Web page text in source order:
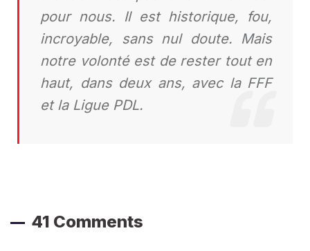
pour nous. Il est historique, fou,
incroyable, sans nul doute. Mais
notre volonté est de rester tout en
haut, dans deux ans, avec la FFF
et la Ligue PDL.
41 Comments